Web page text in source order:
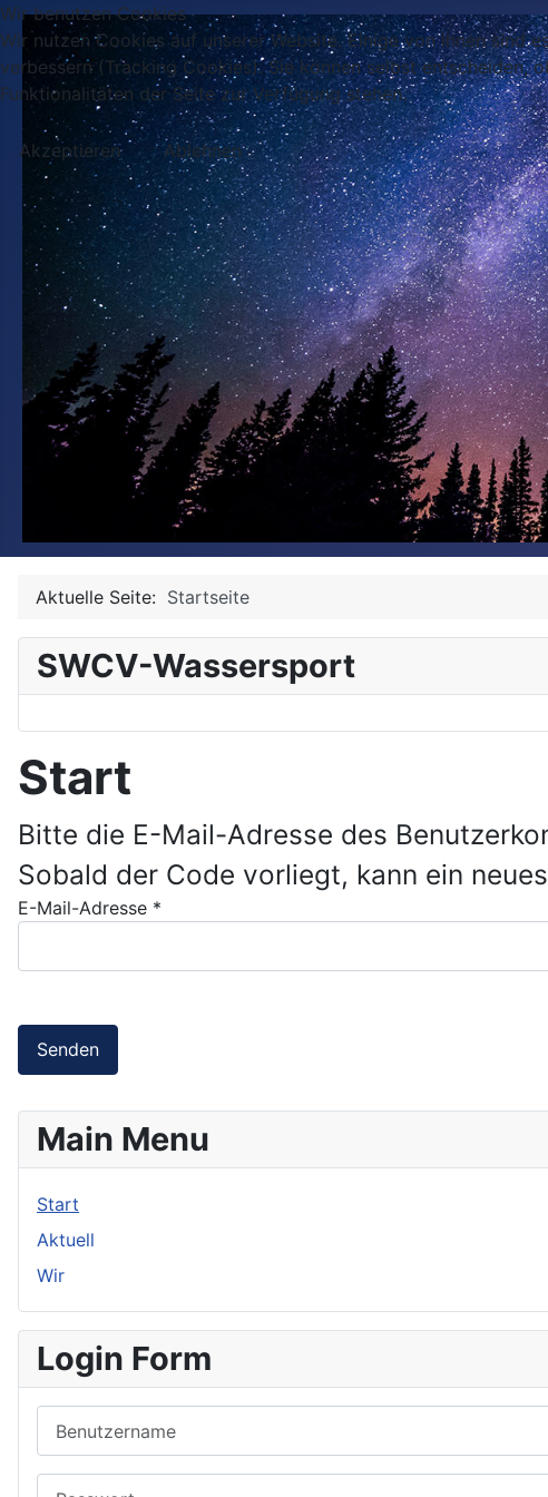
Aktuelle Seite: Startseite
SWCV-Wassersport
Start
Bitte die E-Mail-Adresse des
Sobald der Code vorliegt, kann ein
E-Mail-Adresse *
Senden
Main Menu
Start
Aktuell
Wir
Login Form
Wir benutzen Cookies
Wir nutzen Cookies auf unserer Website. Einige von ihnen sind
verbessern (Tracking Cookies). Sie können selbst entscheiden,
Funktionalitäten der Seite zur Verfügung stehen.
Akzeptieren
Ablehnen